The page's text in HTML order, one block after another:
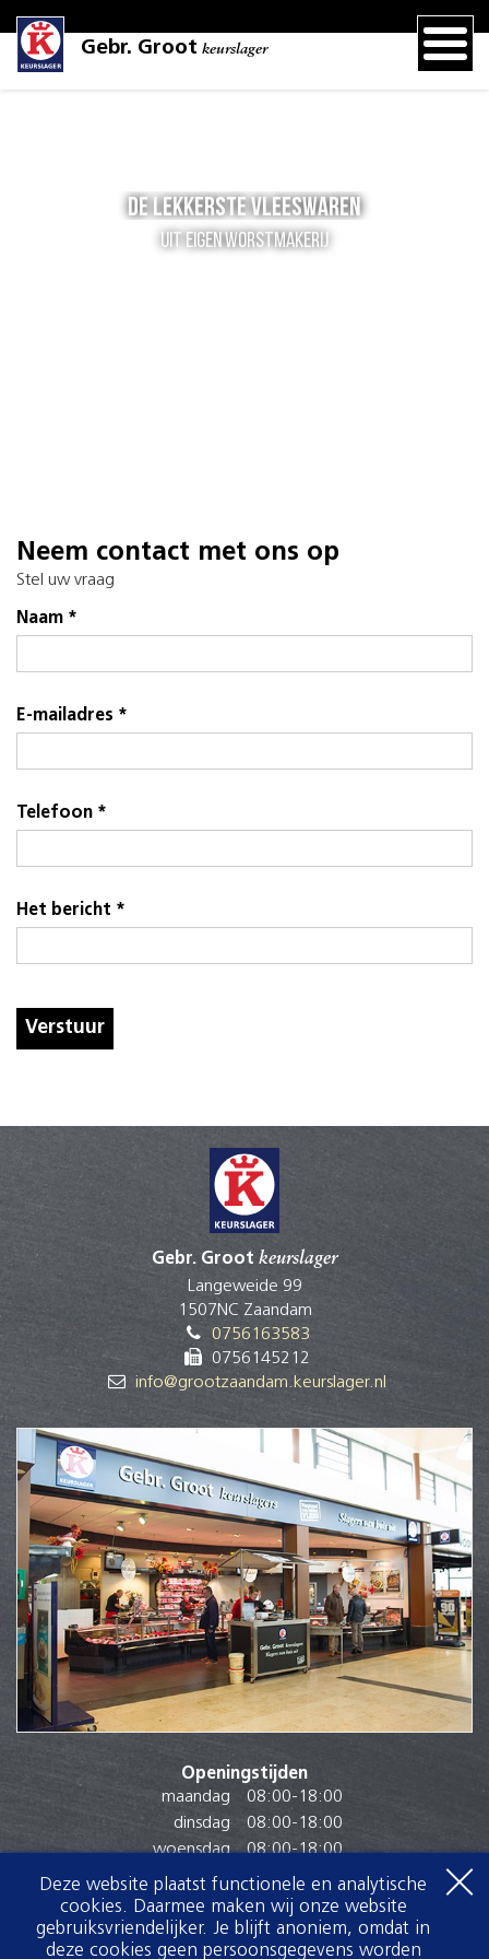
Gebr. Groot keurslager
De lekkerste vleeswaren
uit eigen worstmakerij
Neem contact met ons op
Stel uw vraag
Naam *
E-mailadres *
Telefoon *
Het bericht *
Verstuur
Gebr. Groot keurslager
Langeweide 99
1507NC Zaandam
0756163583
0756145212
info@grootzaandam.keurslager.nl
Openingstijden
maandag
08:00-18:00
dinsdag
08:00-18:00
woensdag
08:00-18:00
donderdag
08:00 -
vrijdag
08:00- 18:00
zaterdag
08:00-17:00
zondag
Gesloten
Deze website plaatst functionele en analytische
cookies. Daarmee maken wij onze website
gebruiksvriendelijker. Je blijft anoniem, omdat in
deze cookies geen persoonsgegevens worden